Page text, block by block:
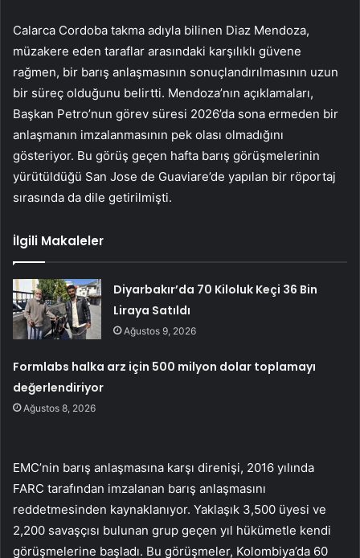
Calarca Cordoba takma adıyla bilinen Diaz Mendoza,
müzakere eden taraflar arasındaki karşılıklı güvene
rağmen, bir barış anlaşmasının sonuçlandırılmasının uzun
bir süreç olduğunu belirtti. Mendoza’nın açıklamaları,
Başkan Petro’nun görev süresi 2026’da sona ermeden bir
anlaşmanın imzalanmasının pek olası olmadığını
gösteriyor. Bu görüş geçen hafta barış görüşmelerinin
yürütüldüğü San Jose de Guaviare’de yapılan bir röportaj
sırasında da dile getirilmişti.
İlgili Makaleler
Diyarbakır’da 70 Kiloluk Keçi 36 Bin
Liraya Satıldı
Ağustos 9, 2026
Formlabs halka arz için 500 milyon dolar toplamayı
değerlendiriyor
Ağustos 8, 2026
EMC’nin barış anlaşmasına karşı direnişi, 2016 yılında
FARC tarafından imzalanan barış anlaşmasını
reddetmesinden kaynaklanıyor. Yaklaşık 3,500 üyesi ve
2,200 savaşçısı bulunan grup geçen yıl hükümetle kendi
görüşmelerine başladı. Bu görüşmeler, Kolombiya’da 60